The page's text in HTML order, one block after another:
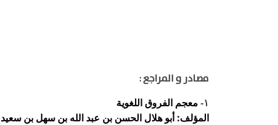
مصادر و المراجع :
١-
معجم الفروق اللغوية
المؤلف: أبو هلال الحسن بن عبد الله بن سهل بن سعيد